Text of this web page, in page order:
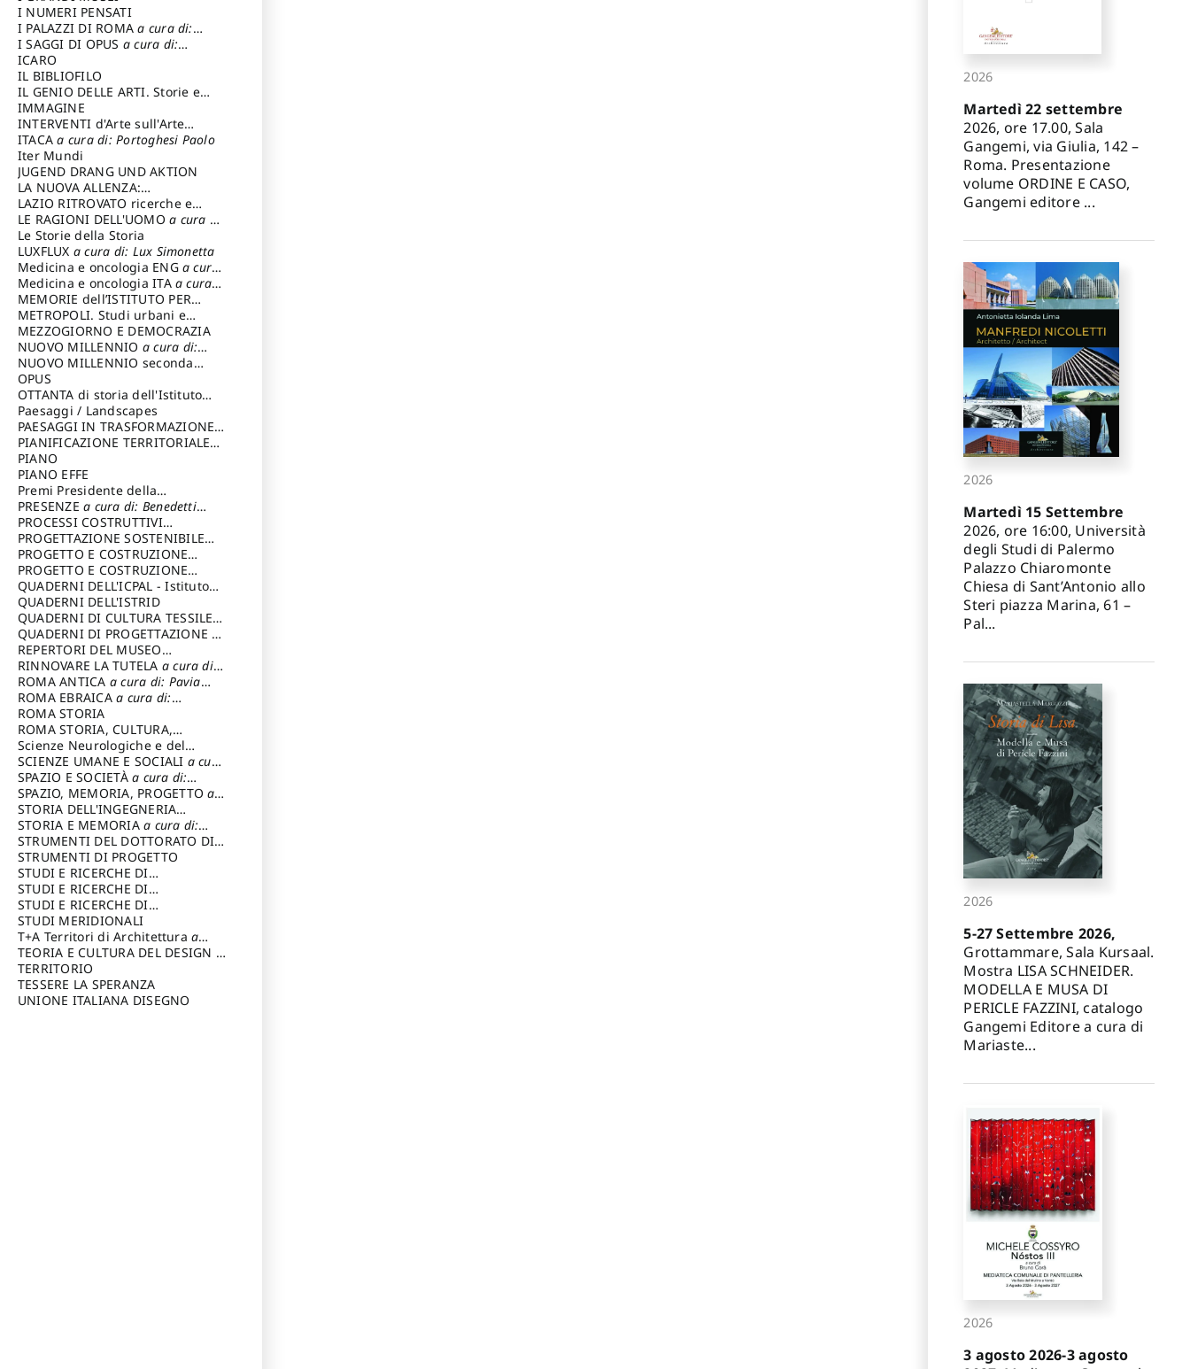
I NUMERI PENSATI
I PALAZZI DI ROMAa cura di:
Ippoliti Alessandro
I SAGGI DI OPUS a cura di:
Scalesse Tommaso
ICARO
IL BIBLIOFILO
IL GENIO DELLE ARTI. Storie e
interpretazione
IMMAGINE
INTERVENTI d'Arte sull'Arte
dedicata alla cultura della
conservazione d’arte
Fondazione Paola Droghetti onlus
ITACAa cura di: Portoghesi Paolo
Iter Mundi
JUGEND DRANG UND AKTION
LA NUOVA ALLENZA:
ARCHITETTURA & AMBIENTE
LAZIO RITROVATO ricerche e
restauri
LE RAGIONI DELL'UOMOa cura di:
Lombardi Satriani Luigi
Le Storie della Storia
LUXFLUX a cura di: Lux Simonetta
Medicina e oncologia ENG a cura
di: Lopez Massimo
Medicina e oncologia ITA a cura
di: Lopez Massimo
MEMORIE dell’ISTITUTO PER
STORIA DEL RISORGIMENTO
METROPOLI. Studi urbani e
regionali
MEZZOGIORNO E DEMOCRAZIA
NUOVO MILLENNIO a cura di:
Capaldo Pellegrino
NUOVO MILLENNIO seconda
serie
Francesco
OPUS
OTTANTA di storia dell'Istituto
storia dell’Istitutoa cura di:
Cavalieri Patrizia
Paesaggi / Landscapes
PAESAGGI IN TRASFORMAZIONEa
cura di: Corti Enrico A.
PIANIFICAZIONE TERRITORIALE
URBANISTICA ED AMBIENTALE
cura di: Costa Enrico
PIANO
PIANO EFFE
Premi Presidente della
Repubblica
PRESENZEa cura di: Benedetti
Sandro
PROCESSI COSTRUTTIVI
DELL'ARCHITETTURAa cura di:
Ippoliti Alessandro
PROGETTAZIONE SOSTENIBILE
PARTECIPATA
PROGETTO E COSTRUZIONE
DELL’ARCHITETTURA
PROGETTO E COSTRUZIONE
SOSTENIBILE
QUADERNI DELL'ICPAL - Istituto
centrale per il restauro e la
conservazione del patrimonio
archivistico e librario
QUADERNI DELL'ISTRID
QUADERNI DI CULTURA TESSILEa
cura di: Crispolti Livia
QUADERNI DI PROGETTAZIONE a
cura di: Giura Longo Tommaso
REPERTORI DEL MUSEO
CENTRALE DEL RISORGIMENTOa
cura di: Pizzo Marco
RINNOVARE LA TUTELA a cura di:
Cicalò Enrico
ROMA ANTICA a cura di: Pavia
Carlo
ROMA EBRAICAa cura di:
Procaccia Claudio
ROMA STORIA
ROMA STORIA, CULTURA,
IMMAGINEa cura di: Fagiolo
Marcello
Scienze Neurologiche e del
Comportamento
SCIENZE UMANE E SOCIALI a cura
di: Iannizzi Salvatore
SPAZIO E SOCIETÀa cura di:
Cassetti Roberto
SPAZIO, MEMORIA, PROGETTOa
cura di: Rossi Massimo
STORIA DELL'INGEGNERIA
STRUTTURALE IN ITALIAa cura di:
Poretti Sergio
STORIA E MEMORIAa cura di:
Rossi Lauro
STRUMENTI DEL DOTTORATO DI
RICERCA IN RILIEVO E
RAPPRESENTAZIONE
DELL’ARCHITETTURA E
DELL’AMBIENTEa cura di: Migliari
Riccardo
STRUMENTI DI PROGETTO
STUDI E RICERCHE DI
ARCHEOLOGIA IN SICILIA
di: Pelagatti Paola
STUDI E RICERCHE DI
ARCHITETTURA del Dipartimento
di Architettura Università degli
Studi G. d' Annunzio
STUDI E RICERCHE DI
ARCHITETTURA del Dipartimento
di Architettura Università degli
Studi G. d' Annunzio, Chieti-
Pescaraa cura di: Fusero Paolo
STUDI MERIDIONALI
T+A Territori di Architetturaa
cura di: Ramazzotti Luigi
TEORIA E CULTURA DEL DESIGN a
cura di: Furlanis Giuseppe
TERRITORIO
TESSERE LA SPERANZA
UNIONE ITALIANA DISEGNO
2026
Martedì 22 settembre
2026, ore 17.00, Sala
Gangemi, via Giulia, 142 –
Roma. Presentazione
volume ORDINE E CASO,
Gangemi editore ...
2026
Martedì 15 Settembre
2026, ore 16:00, Università
degli Studi di Palermo
Palazzo Chiaromonte
Chiesa di Sant’Antonio allo
Steri piazza Marina, 61 –
Pal...
2026
5-27 Settembre 2026,
Grottammare, Sala Kursaal.
Mostra LISA SCHNEIDER.
MODELLA E MUSA DI
PERICLE FAZZINI, catalogo
Gangemi Editore a cura di
Mariaste...
2026
3 agosto 2026-3 agosto